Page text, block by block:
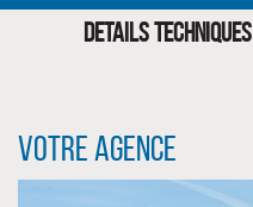
DETAILS TECHNIQUES
Votre agence